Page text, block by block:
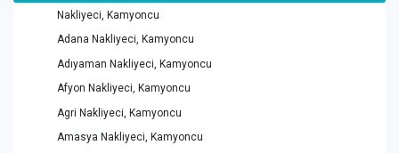
Nakliyeci, Kamyoncu
Adana Nakliyeci, Kamyoncu
Adıyaman Nakliyeci, Kamyoncu
Afyon Nakliyeci, Kamyoncu
Agri Nakliyeci, Kamyoncu
Amasya Nakliyeci, Kamyoncu